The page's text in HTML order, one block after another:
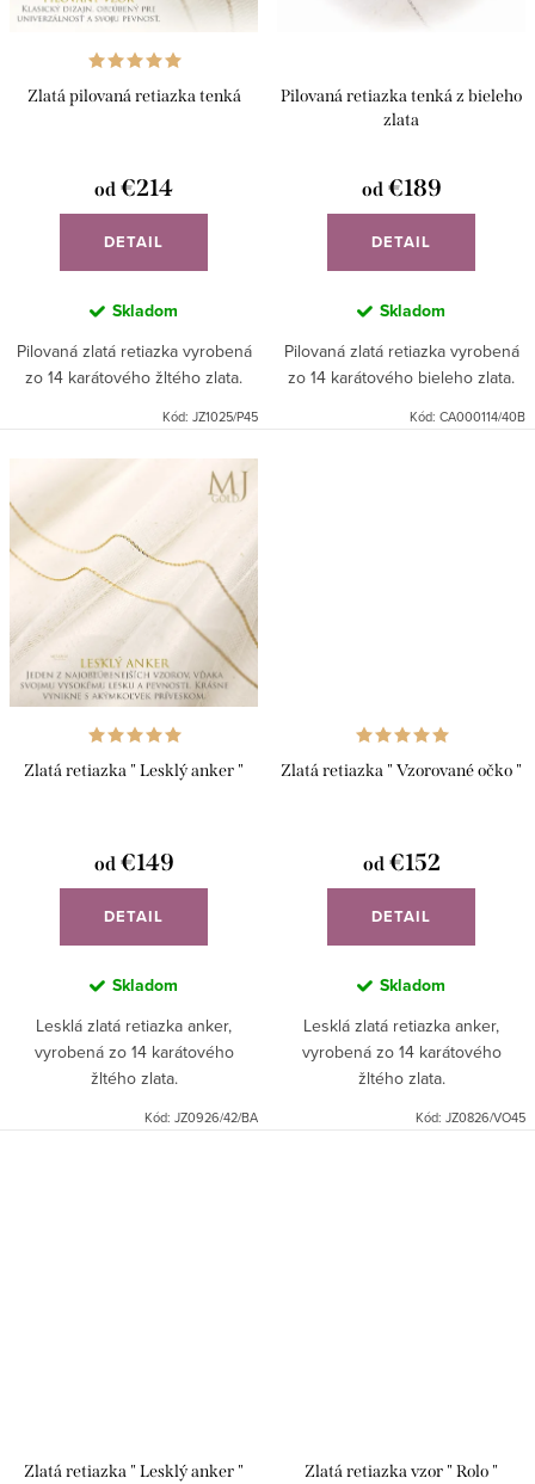
d
k
r
dZlatá pilovaná retiazka tenká
od €214
DETAIL
Skladom
Pilovaná zlatá retiazka vyrobená
zo 14 karátového žltého zlata.
Kód: JZ1025/P45
Pilovaná retiazka tenká z bieleho
zlata
od€189
DETAIL
Skladom
Pilovaná zlatá retiazka vyrobená
zo 14 karátového bieleho zlata.
Kód: CA000114/40B
Zlatá retiazka " Lesklý anker "
od€149
DETAIL
Skladom
Lesklá zlatá retiazka anker,
vyrobená zo 14 karátového
žltého zlata.
Kód: JZ0926/42/BA
Zlatá retiazka " Vzorované očko "
od€152
DETAIL
Skladom
Lesklá zlatá retiazka anker,
vyrobená zo 14 karátového
žltého zlata.
Kód: JZ0826/VO45
Zlatá retiazka " Lesklý anker "
Zlatá retiazka vzor " Rolo "